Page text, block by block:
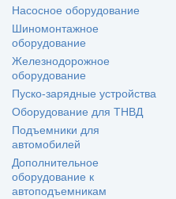
Насосное оборудование
Шиномонтажное
оборудование
Железнодорожное
оборудование
Пуско-зарядные устройства
Оборудование для ТНВД
Подъемники для
автомобилей
Дополнительное
оборудование к
автоподъемникам